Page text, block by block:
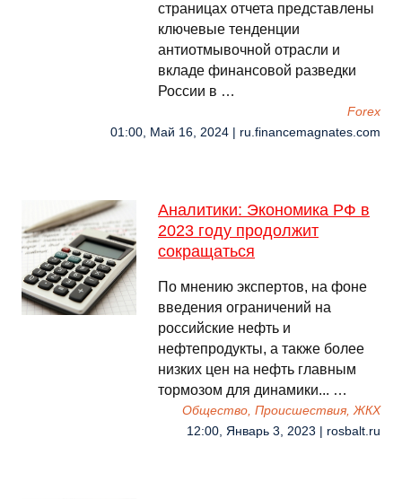
страницах отчета представлены
ключевые тенденции
антиотмывочной отрасли и
вкладе финансовой разведки
России в …
Forex
01:00, Май 16, 2024 | ru.financemagnates.com
Аналитики: Экономика РФ в
2023 году продолжит
сокращаться
По мнению экспертов, на фоне
введения ограничений на
российские нефть и
нефтепродукты, а также более
низких цен на нефть главным
тормозом для динамики... …
Общество, Происшествия, ЖКХ
12:00, Январь 3, 2023 | rosbalt.ru